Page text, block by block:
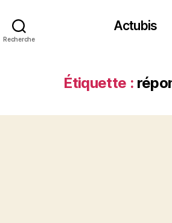
Recherche
Actubis
Étiquette :